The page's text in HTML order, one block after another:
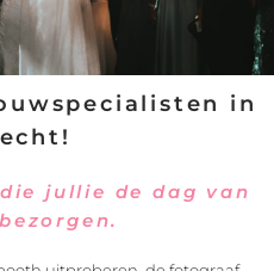
in
jullie de dag van